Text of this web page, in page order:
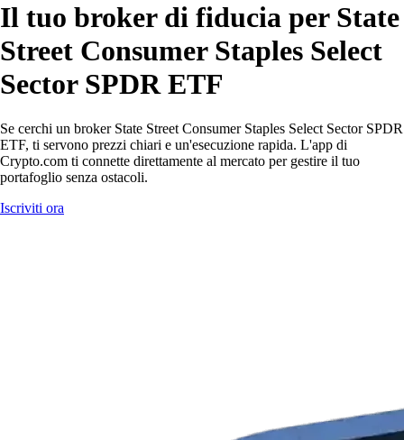
Il tuo broker di fiducia per State
Street Consumer Staples Select
Sector SPDR ETF
Se cerchi un broker State Street Consumer Staples Select Sector SPDR
ETF, ti servono prezzi chiari e un'esecuzione rapida. L'app di
Crypto.com ti connette direttamente al mercato per gestire il tuo
portafoglio senza ostacoli.
Iscriviti ora